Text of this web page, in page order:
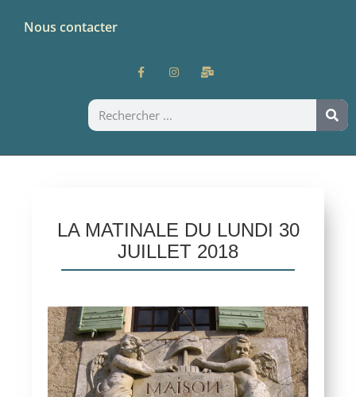
Nous contacter
LA MATINALE DU LUNDI 30
JUILLET 2018